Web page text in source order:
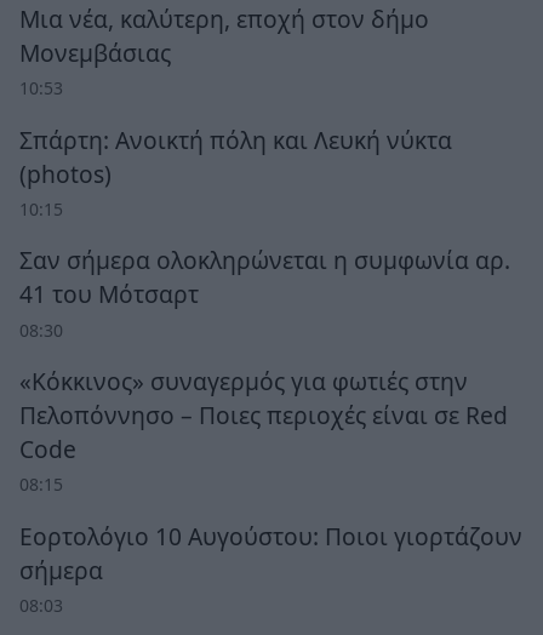
Μια νέα, καλύτερη, εποχή στον δήμο
Μονεμβάσιας
10:53
Σπάρτη: Ανοικτή πόλη και Λευκή νύκτα
(photos)
10:15
Σαν σήμερα ολοκληρώνεται η συμφωνία αρ.
41 του Μότσαρτ
08:30
«Κόκκινος» συναγερμός για φωτιές στην
Πελοπόννησο – Ποιες περιοχές είναι σε Red
Code
08:15
Εορτολόγιο 10 Αυγούστου: Ποιοι γιορτάζουν
σήμερα
08:03